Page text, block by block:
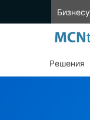
Бизнесу
Решения